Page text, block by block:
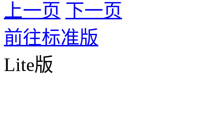
上一页 下一页
前往标准版
Lite版